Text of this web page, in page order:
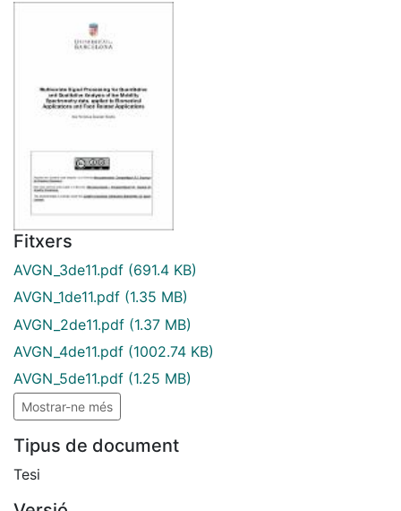
Fitxers
AVGN_3de11.pdf (691.4 KB)
AVGN_1de11.pdf (1.35 MB)
AVGN_2de11.pdf (1.37 MB)
AVGN_4de11.pdf (1002.74 KB)
AVGN_5de11.pdf (1.25 MB)
Mostrar-ne més
Tipus de document
Tesi